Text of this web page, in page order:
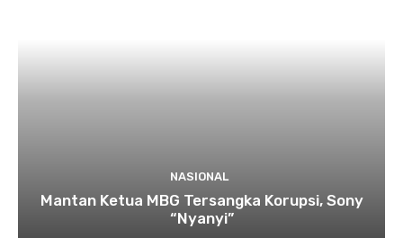
NASIONAL
Mantan Ketua MBG Tersangka Korupsi, Sony
“Nyanyi”